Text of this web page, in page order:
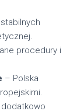
procedury i
– Polska